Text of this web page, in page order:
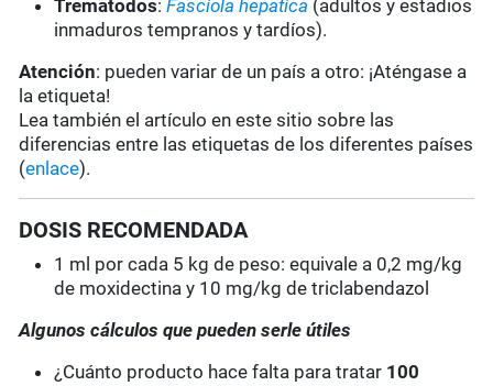
Trematodos:Fasciola hepatica (adultos y estadios
inmaduros tempranos y tardíos).
Atención: pueden variar de un país a otro: ¡Aténgase a
la etiqueta!
Lea también el artículo en este sitio sobre las
diferencias entre las etiquetas de los diferentes países
(enlace).
DOSIS RECOMENDADA
1 ml por cada 5 kg de peso: equivale a 0,2 mg/kg
de moxidectina y 10 mg/kg de triclabendazol
Algunos cálculos que pueden serle útiles
¿Cuánto producto hace falta para tratar 100